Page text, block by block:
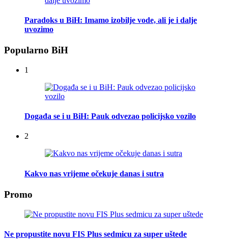
Paradoks u BiH: Imamo izobilje vode, ali je i dalje
uvozimo
Popularno BiH
1
Događa se i u BiH: Pauk odvezao policijsko vozilo
2
Kakvo nas vrijeme očekuje danas i sutra
Promo
Ne propustite novu FIS Plus sedmicu za super uštede